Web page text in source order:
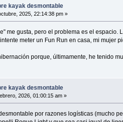
kayak desmontable
2025, 22:14:38 pm »
me gusta, pero el problema es el
meter un Fun Run en casa, mi mujer
porque, últimamente, he tenido
kayak desmontable
2026, 01:00:15 am »
por razones logísticas (mucho